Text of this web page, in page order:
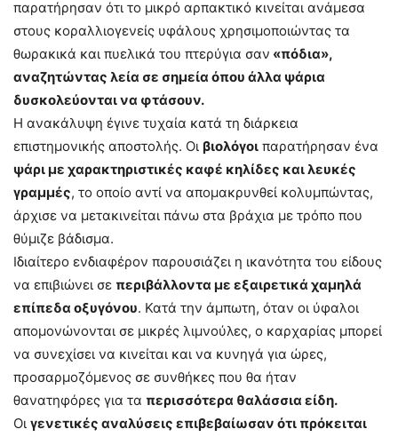
παρατήρησαν ότι το μικρό αρπακτικό κινείται ανάμεσα
στους κοραλλιογενείς υφάλους χρησιμοποιώντας τα
θωρακικά και πυελικά του πτερύγια σαν «πόδια»,
αναζητώντας λεία σε σημεία όπου άλλα ψάρια
δυσκολεύονται να φτάσουν.
Η ανακάλυψη έγινε τυχαία κατά τη διάρκεια
επιστημονικής αποστολής. Οι βιολόγοι παρατήρησαν ένα
ψάρι με χαρακτηριστικές καφέ κηλίδες και λευκές
γραμμές, το οποίο αντί να απομακρυνθεί κολυμπώντας,
άρχισε να μετακινείται πάνω στα βράχια με τρόπο που
θύμιζε βάδισμα.
Ιδιαίτερο ενδιαφέρον παρουσιάζει η ικανότητα του είδους
να επιβιώνει σε περιβάλλοντα με εξαιρετικά χαμηλά
επίπεδα οξυγόνου. Κατά την άμπωτη, όταν οι ύφαλοι
απομονώνονται σε μικρές λιμνούλες, ο καρχαρίας μπορεί
να συνεχίσει να κινείται και να κυνηγά για ώρες,
προσαρμοζόμενος σε συνθήκες που θα ήταν
θανατηφόρες για τα περισσότερα θαλάσσια είδη.
Οι γενετικές αναλύσεις επιβεβαίωσαν ότι πρόκειται